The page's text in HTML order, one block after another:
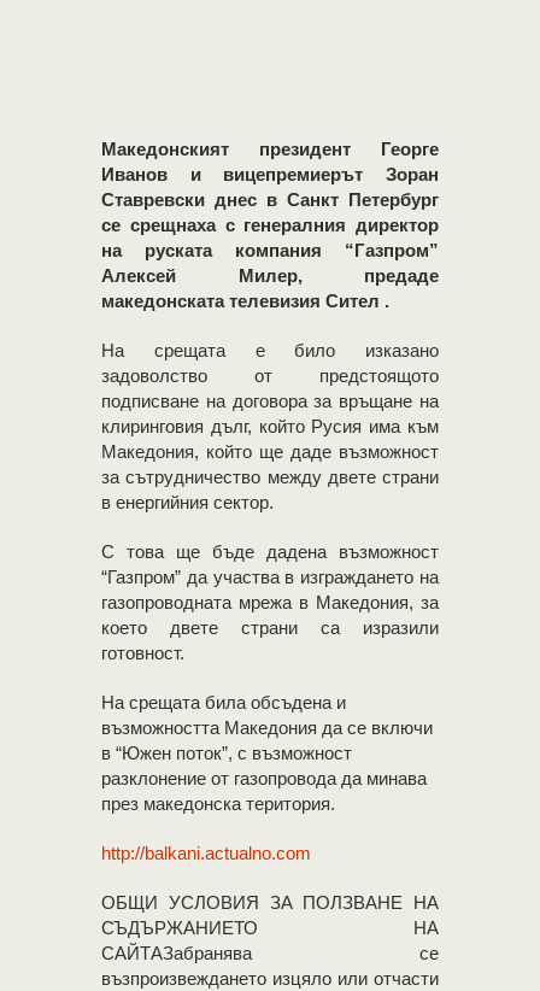
Македонският президент Георге
Иванов и вицепремиерът Зоран
Ставревски днес в Санкт Петербург
се срещнаха с генералния директор
на руската компания “Газпром”
Алексей Милер, предаде
македонската телевизия Сител .
На срещата е било изказано
задоволство от предстоящото
подписване на договора за връщане на
клиринговия дълг, който Русия има към
Македония, който ще даде възможност
за сътрудничество между двете страни
в енергийния сектор.
С това ще бъде дадена възможност
“Газпром” да участва в изграждането на
газопроводната мрежа в Македония, за
което двете страни са изразили
готовност.
На срещата била обсъдена и
възможността Македония да се включи
в “Южен поток”, с възможност
разклонение от газопровода да минава
през македонска територия.
http://balkani.actualno.com
OБЩИ УСЛОВИЯ ЗА ПОЛЗВАНЕ НА
СЪДЪРЖАНИЕТО НА
САЙТАЗабранява се
възпроизвеждането изцяло или отчасти